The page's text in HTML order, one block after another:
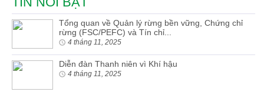
Tổng quan về Quản lý rừng bền vững, Chứng chỉ
rừng (FSC/PEFC) và Tín chỉ...
4 tháng 11, 2025
Diễn đàn Thanh niên vì Khí hậu
4 tháng 11, 2025